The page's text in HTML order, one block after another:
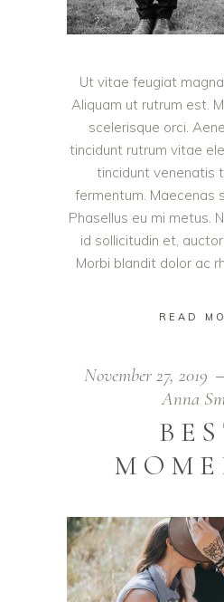
Ut vitae feugiat
Aliquam ut rutrum est.
scelerisque orci.
tincidunt rutrum vitae
tincidunt venenatis
fermentum. Maecenas
Phasellus eu mi metus.
id sollicitudin et,
Morbi blandit dolor ac
READ
November 27, 2019
Anna